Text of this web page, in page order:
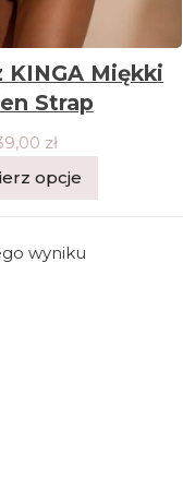
KINGA Miękki
Strap
zł
opcje
wyniku